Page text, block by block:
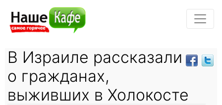
В Израиле рассказали
о гражданах,
выживших в Холокосте